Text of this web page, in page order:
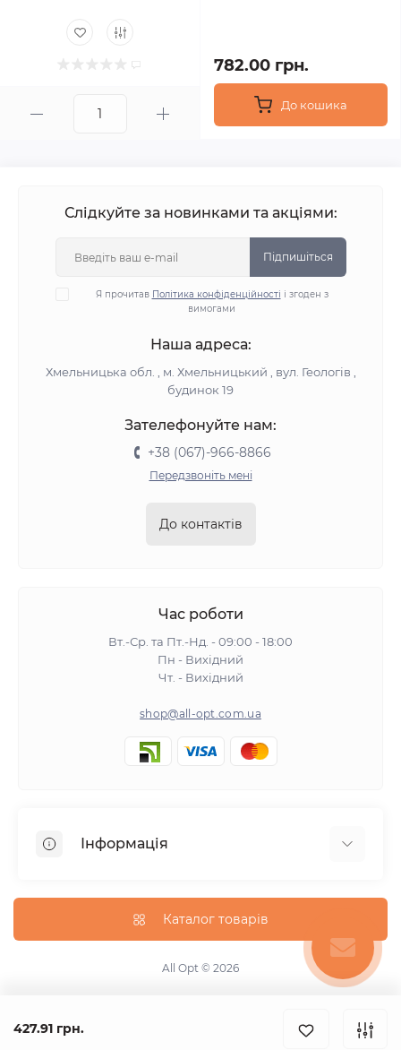
427.91 грн.
782.00 грн.
До кошика
Слідкуйте за новинками та акціями:
Підпишіться
Я прочитав Політика конфіденційності і згоден з
вимогами
Наша адреса:
Хмельницька обл. , м. Хмельницький , вул. Геологів ,
будинок 19
Зателефонуйте нам:
+38 (067)-966-8866
Передзвоніть мені
До контактів
Час роботи
Вт.-Ср. та Пт.-Нд. - 09:00 - 18:00
Пн - Вихідний
Чт. - Вихідний
shop@all-opt.com.ua
Інформація
Оплата та доставка
Повернення та обмін
Політика конфіденційності
Каталог товарів
All Opt © 2026